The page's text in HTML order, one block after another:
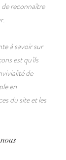
reconnaître
à savoir sur
est qu'ils
de
en
du site et les